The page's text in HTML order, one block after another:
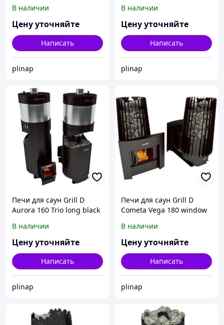
В наличии
Цену уточняйте
Написать
plinap
В наличии
Цену уточняйте
Написать
plinap
Печи для саун Grill D
Aurora 160 Trio long black
В наличии
Цену уточняйте
Написать
plinap
Печи для саун Grill D
Cometa Vega 180 window
В наличии
Цену уточняйте
Написать
plinap